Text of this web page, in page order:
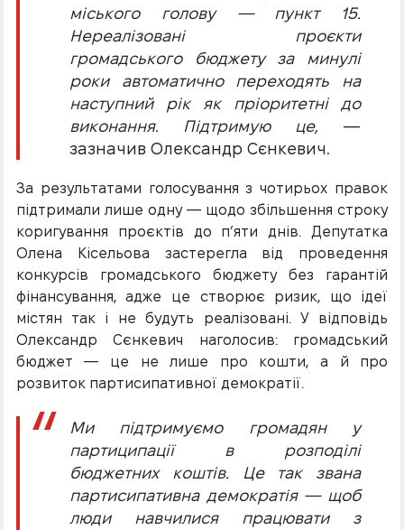
міського голову — пункт 15.
Нереалізовані проєкти
громадського бюджету за минулі
роки автоматично переходять на
наступний рік як пріоритетні до
виконання. Підтримую це, —
зазначив Олександр Сєнкевич.
За результатами голосування з чотирьох правок
підтримали лише одну — щодо збільшення строку
коригування проєктів до п’яти днів. Депутатка
Олена Кісельова застерегла від проведення
конкурсів громадського бюджету без гарантій
фінансування, адже це створює ризик, що ідеї
містян так і не будуть реалізовані. У відповідь
Олександр Сєнкевич наголосив: громадський
бюджет — це не лише про кошти, а й про
розвиток партисипативної демократії.
Ми підтримуємо громадян у
партиципації в розподілі
бюджетних коштів. Це так звана
партисипативна демократія — щоб
люди навчилися працювати з